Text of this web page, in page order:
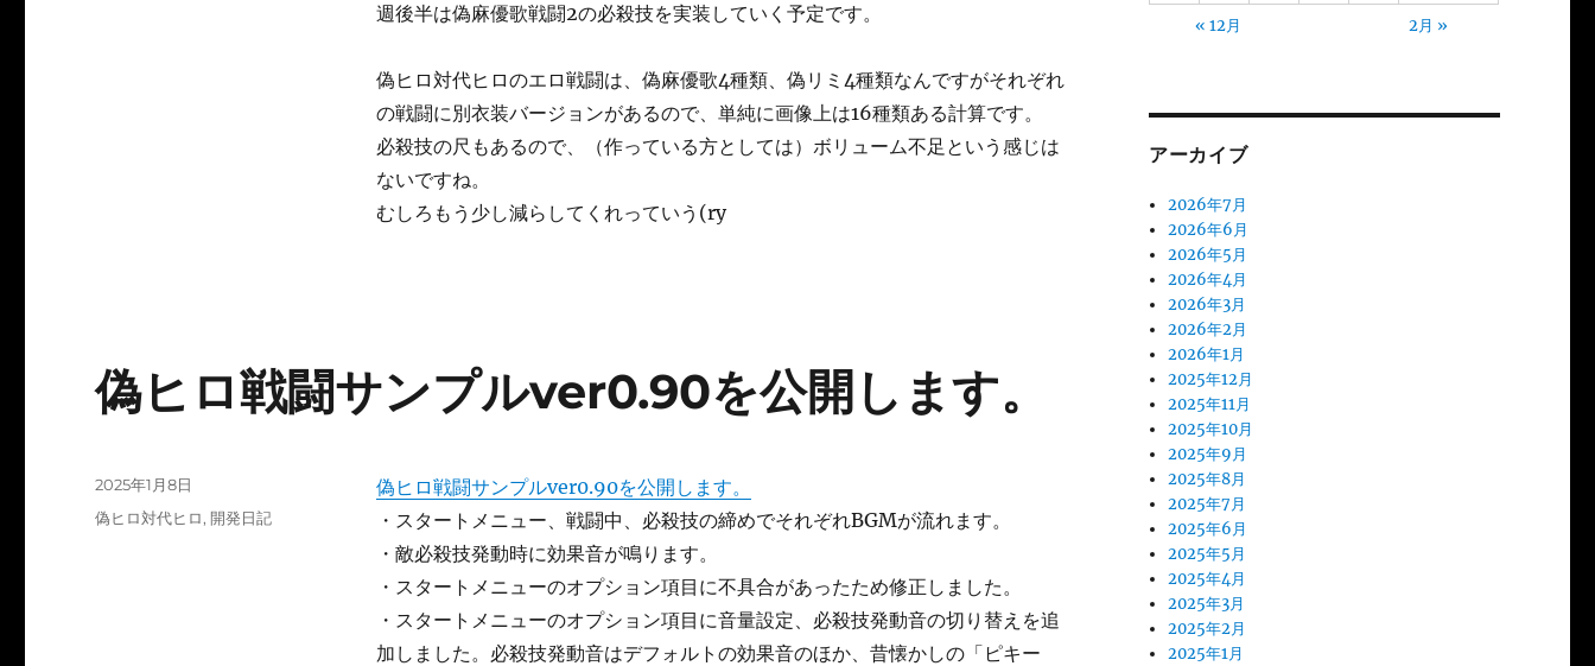
週後半は偽麻優歌戦闘2の必殺技を実装していく予定です。
偽ヒロ対代ヒロのエロ戦闘は、偽麻優歌4種類、偽リミ4種類なんですがそれぞれ
の戦闘に別衣装バージョンがあるので、単純に画像上は16種類ある計算です。
必殺技の尺もあるので、（作っている方としては）ボリューム不足という感じは
ないですね。
むしろもう少し減らしてくれっていう(ry
偽ヒロ戦闘サンプルver0.90を公開します。
偽ヒロ戦闘サンプルver0.90を公開します。
・スタートメニュー、戦闘中、必殺技の締めでそれぞれBGMが流れます。
・敵必殺技発動時に効果音が鳴ります。
・スタートメニューのオプション項目に不具合があったため修正しました。
・スタートメニューのオプション項目に音量設定、必殺技発動音の切り替えを追
加しました。必殺技発動音はデフォルトの効果音のほか、昔懐かしの「ピキー
投
稿
2025年1月8日
カ
偽ヒロ対代ヒロ, 開発日記
« 12月 2月 »
アーカイブ
2026年7月
2026年6月
2026年5月
2026年4月
2026年3月
2026年2月
2026年1月
2025年12月
2025年11月
2025年10月
2025年9月
2025年8月
2025年7月
2025年6月
2025年5月
2025年4月
2025年3月
2025年2月
2025年1月